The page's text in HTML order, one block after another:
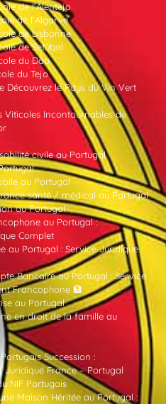
de l’Alentejo
de l’Algarve
de Lisbonne
de Setúbal
du Dão
du Tejo
Découvrez le Pays du Vin Vert
Viticoles Incontournables de
civile au Portugal
au Portugal
santé / médical au Portugal
au Portugal
au Portugal :
Complet
au Portugal : Service Juridique
Bancaire au Portugal : Service
Francophone 🏦
au Portugal
en droit de la famille au
Succession :
France – Portugal
NIF Portugais
Maison Héritée au Portugal :